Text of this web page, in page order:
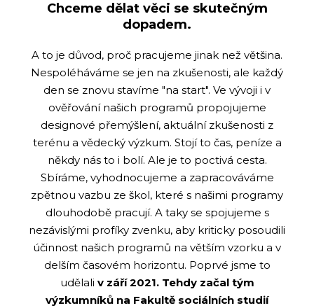
Chceme dělat věci se skutečným
dopadem.
A to je důvod, proč pracujeme jinak než většina.
Nespoléháváme se jen na zkušenosti, ale každý
den se znovu stavíme "na start". Ve vývoji i v
ověřování našich programů propojujeme
designové přemýšlení, aktuální zkušenosti z
terénu a vědecký výzkum. Stojí to čas, peníze a
někdy nás to i bolí. Ale je to poctivá cesta.
Sbíráme, vyhodnocujeme a zapracováváme
zpětnou vazbu ze škol, které s našimi programy
dlouhodobě pracují. A taky se spojujeme s
nezávislými profíky zvenku, aby kriticky posoudili
účinnost našich programů na větším vzorku a v
delším časovém horizontu. Poprvé jsme to
udělali v září 2021. Tehdy začal tým
výzkumníků na Fakultě sociálních studií